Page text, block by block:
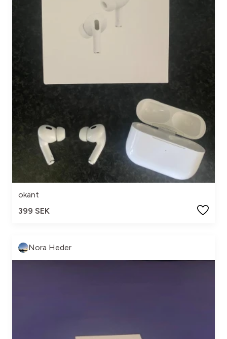
okänt
399 SEK
Nora Heder